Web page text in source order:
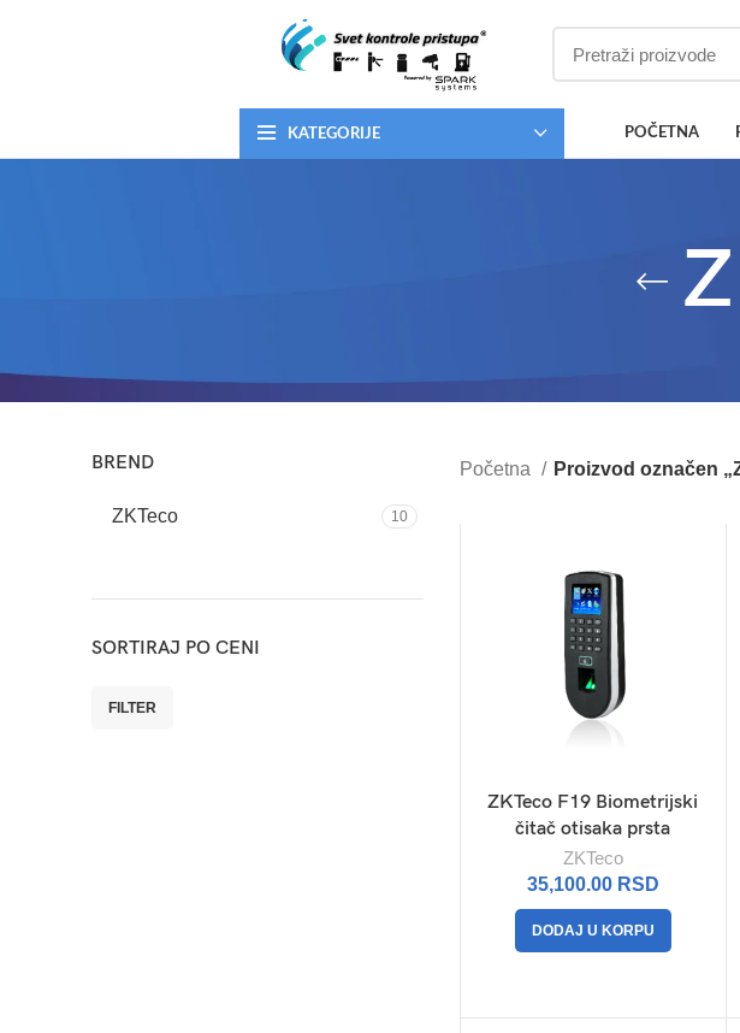
KATEGORIJE POČETNA
BREND
ZKTeco 10
SORTIRAJ PO CENI
FILTER
Početna Proizvod označen
ZKTeco F19 Biometrijski
čitač otisaka prsta
ZKTeco
35,100.00 RSD
DODAJ U KORPU